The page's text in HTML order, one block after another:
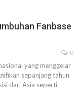
Fanbase
0
yang menggelar
sepanjang tahun
dari Asia seperti